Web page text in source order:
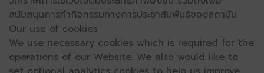
สนับสนุนการทำกิจกรรมทางการประชาสัมพันธ์ของสถาบัน
Our use of cookies
We use necessary cookies which is required for the
operations of our Website. We also would like to